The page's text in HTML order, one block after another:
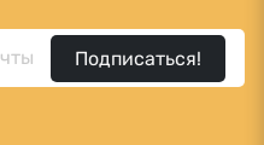
Подписаться!